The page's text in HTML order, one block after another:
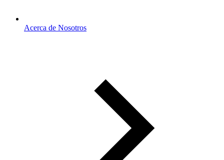
Acerca de Nosotros